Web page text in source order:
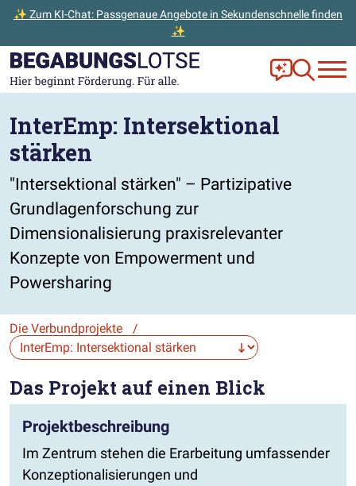
✨ Zum KI-Chat: Passgenaue Angebote in Sekundenschnelle finden
✨
Zum Hauptinhalt der Seite springen
Zur Startseite gehen Frag Ella!
Zur
InterEmp: Intersektional
stärken
"Intersektional stärken" – Partizipative
Grundlagenforschung zur
Dimensionalisierung praxisrelevanter
Konzepte von Empowerment und
Powersharing
Die Verbundprojekte /
Die Auswahl navigiert direkt zur gewählten Seite.
Das Projekt auf einen Blick
Projektbeschreibung
Im Zentrum stehen die Erarbeitung umfassender
Konzeptionalisierungen und